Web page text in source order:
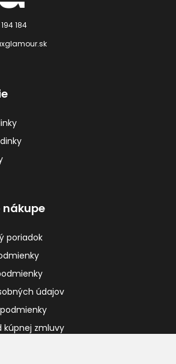
184
nákupe
poriadok
údajov
kúpnej zmluvy